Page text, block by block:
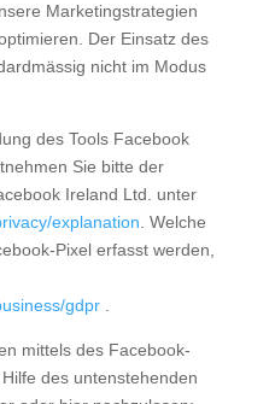
Marketingstrategien
Der Einsatz des
nicht im Modus
des Tools Facebook
Sie bitte der
Ireland Ltd. unter
explanation . Welche
Pixel erfasst werden,
gdpr.
mittels des Facebook-
des untenstehenden